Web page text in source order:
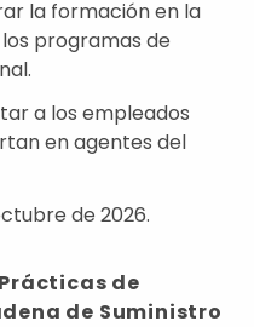
la formación en la
programas de
a los empleados
en agentes del
de 2026.
de
de Suministro